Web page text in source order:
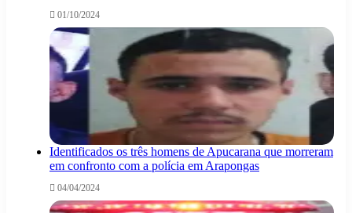
01/10/2024
Identificados os três homens de Apucarana que morreram
em confronto com a polícia em Arapongas
04/04/2024